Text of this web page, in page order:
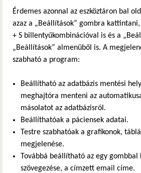
Érdemes azonnal az eszköztáron bal
azaz a „Beállítások” gombra
+ S billentyűkombinációval is és a
„Beállítások” almenüből is. A
szabható a program:
Beállítható az adatbázis mentési
meghajtóra menteni az
másolatot az adatbázisról.
Beállíthatóak a páciensek adatai.
Testre szabhatóak a grafikonok,
megjelenése.
Továbbá beállítható az egy gombbal
szövegezése, a címzett email címe.